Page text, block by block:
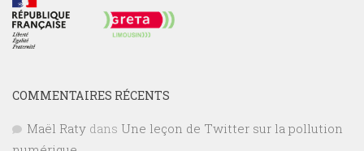
COMMENTAIRES RÉCENTS
Maël Raty dans Une leçon de Twitter sur la pollution